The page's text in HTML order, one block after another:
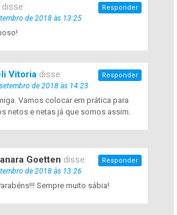
disse:
de 2018 às 13:25
Responder
Vitoria disse:
de 2018 às 14:23
Vamos colocar em prática para
netos e netas já que somos assim.
Responder
Goetten disse:
de 2018 às 13:26
Sempre muito sábia!
Responder